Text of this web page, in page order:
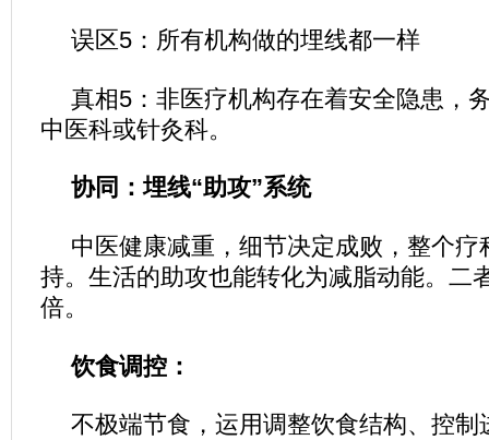
误区5：所有机构做的埋线都一样
真相5：非医疗机构存在着安全隐患，
中医科或针灸科。
协同：埋线“助攻”系统
中医健康减重，细节决定成败，整个疗
持。生活的助攻也能转化为减脂动能。二
倍。
饮食调控：
不极端节食，运用调整饮食结构、控制